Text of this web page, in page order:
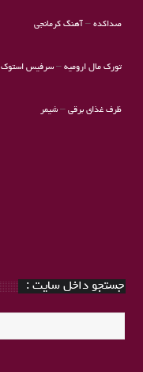
صداکده– آهنگ کرمانجی
تورک مال ارومیه–سرفیس استوک
ظرف غذای برقی– شیمر
جستجو داخل سایت :